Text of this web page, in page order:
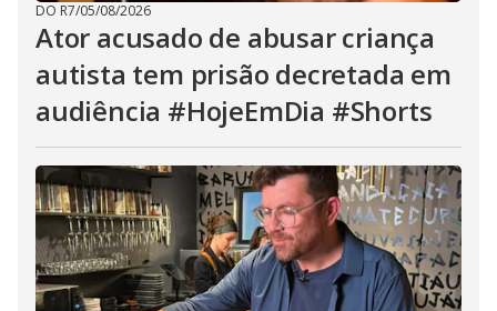
DO R7/05/08/2026
Ator acusado de abusar criança
autista tem prisão decretada em
audiência #HojeEmDia #Shorts